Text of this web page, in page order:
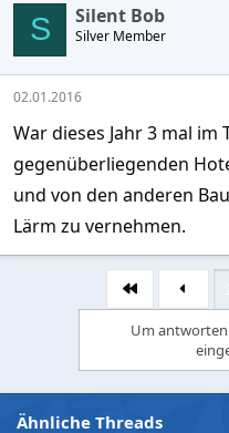
S Silent Bob
Silver Member
02.01.2016
War dieses Jahr 3 mal im
gegenüberliegenden
und von den anderen
Lärm zu vernehmen.
Erste
Um
Ähnliche Threads